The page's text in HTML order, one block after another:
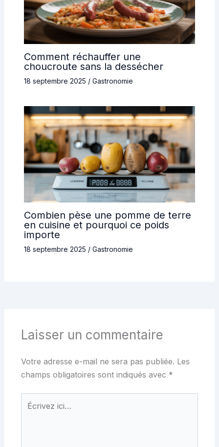
Comment réchauffer une
choucroute sans la dessécher
18 septembre 2025 / Gastronomie
Combien pèse une pomme de terre
en cuisine et pourquoi ce poids
importe
18 septembre 2025 / Gastronomie
Laisser un commentaire
Votre adresse e-mail ne sera pas publiée. Les
champs obligatoires sont indiqués avec *
Écrivez
ici…